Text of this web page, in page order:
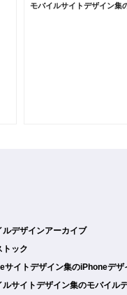
モバイルサイトデザイン集
ルデザインアーカイブ
トック
サイトデザイン集のiPhoneデザ
ルサイトデザイン集のモバイル